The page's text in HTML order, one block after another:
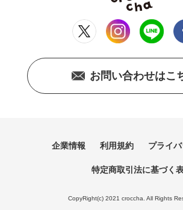
お問い合わせはこ
企業情報 利用規約 プライ
特定商取引法に基づく
CopyRight(c) 2021 croccha. All Rights